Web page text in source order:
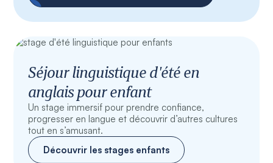
Séjour linguistique d'été en
anglais pour enfant
Un stage immersif pour prendre confiance,
progresser en langue et découvrir d’autres cultures
tout en s’amusant.
Découvrir les stages enfants